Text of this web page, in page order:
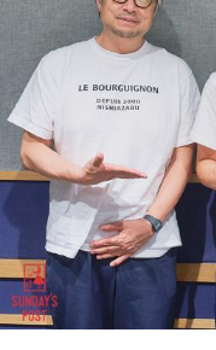
＜番組概要＞
番組名：SCHOOL OF
パーソナリティ：アン
Gacharic Spin）、た
放送日時：月曜～木曜
番組Webサイト：
番組公式X：@sol_info
常井「なぜ1人の地方議
力を持ったのか。きょ
ンの条件を探ります
を取材していたとき、
権力者がいたんですね
済力があって抜群に選
りも発言力がある人で
長野「はい」